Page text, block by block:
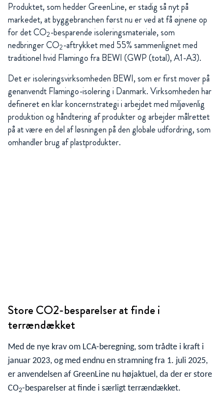
Produktet, som hedder GreenLine, er stadig så nyt på
markedet, at byggebranchen først nu er ved at få øjnene op
for det CO2-besparende isoleringsmateriale, som
nedbringer CO2-aftrykket med 55% sammenlignet med
traditionel hvid Flamingo fra BEWI (GWP (total), A1-A3).
Det er isoleringsvirksomheden BEWI, som er first mover på
genanvendt Flamingo-isolering i Danmark. Virksomheden har
defineret en klar koncernstrategi i arbejdet med miljøvenlig
produktion og håndtering af produkter og arbejder målrettet
på at være en del af løsningen på den globale udfordring, som
omhandler brug af plastprodukter.
Store CO2-besparelser at finde i
terrændækket
Med de nye krav om LCA-beregning, som trådte i kraft i
januar 2023, og med endnu en stramning fra 1. juli 2025,
er anvendelsen af GreenLine nu højaktuel, da der er store
CO2-besparelser at finde i særligt terrændækket.